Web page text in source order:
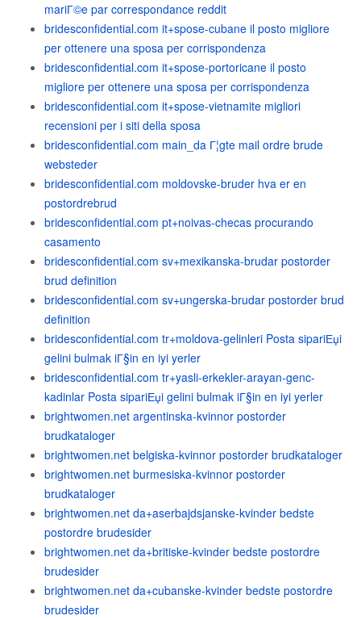
mariГ©e par correspondance reddit
bridesconfidential.com it+spose-cubane il posto migliore
per ottenere una sposa per corrispondenza
bridesconfidential.com it+spose-portoricane il posto
migliore per ottenere una sposa per corrispondenza
bridesconfidential.com it+spose-vietnamite migliori
recensioni per i siti della sposa
bridesconfidential.com main_da Г¦gte mail ordre brude
websteder
bridesconfidential.com moldovske-bruder hva er en
postordrebrud
bridesconfidential.com pt+noivas-checas procurando
casamento
bridesconfidential.com sv+mexikanska-brudar postorder
brud definition
bridesconfidential.com sv+ungerska-brudar postorder brud
definition
bridesconfidential.com tr+moldova-gelinleri Posta sipariЕџi
gelini bulmak iГ§in en iyi yerler
bridesconfidential.com tr+yasli-erkekler-arayan-genc-
kadinlar Posta sipariЕџi gelini bulmak iГ§in en iyi yerler
brightwomen.net argentinska-kvinnor postorder
brudkataloger
brightwomen.net belgiska-kvinnor postorder brudkataloger
brightwomen.net burmesiska-kvinnor postorder
brudkataloger
brightwomen.net da+aserbajdsjanske-kvinder bedste
postordre brudesider
brightwomen.net da+britiske-kvinder bedste postordre
brudesider
brightwomen.net da+cubanske-kvinder bedste postordre
brudesider